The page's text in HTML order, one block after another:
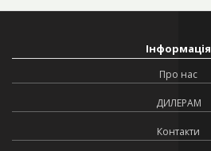
Інформація
Про нас
ДИЛЕРАМ
Контакти